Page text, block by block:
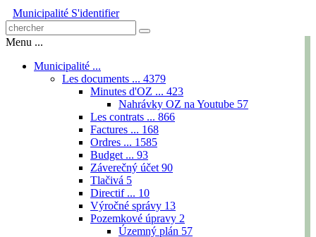
Municipalité S'identifier
Menu ...
Municipalité ...
Les documents ... 4379
Minutes d'OZ ... 423
Nahrávky OZ na Youtube 57
Les contrats ... 866
Factures ... 168
Ordres ... 1585
Budget ... 93
Záverečný účet 90
Tlačivá 5
Directif ... 10
Výročné správy 13
Pozemkové úpravy 2
Územný plán 57